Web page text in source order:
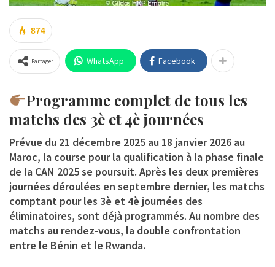
874
Partager WhatsApp Facebook
Programme complet de tous les
matchs des 3è et 4è journées
Prévue du 21 décembre 2025 au 18 janvier 2026 au
Maroc, la course pour la qualification à la phase finale
de la CAN 2025 se poursuit. Après les deux premières
journées déroulées en septembre dernier, les matchs
comptant pour les 3è et 4è journées des
éliminatoires, sont déjà programmés. Au nombre des
matchs au rendez-vous, la double confrontation
entre le Bénin et le Rwanda.